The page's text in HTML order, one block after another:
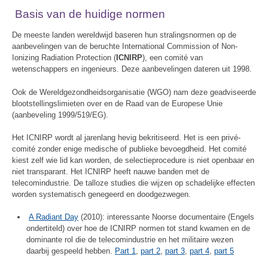
Basis van de huidige normen
De meeste landen wereldwijd baseren hun stralingsnormen op de
aanbevelingen van de beruchte International Commission of Non-
Ionizing Radiation Protection ( ICNIRP), een comité van
wetenschappers en ingenieurs. Deze aanbevelingen dateren uit 1998.
Ook de Wereldgezondheidsorganisatie (WGO) nam deze geadviseerde
blootstellingslimieten over en de Raad van de Europese Unie
(aanbeveling 1999/519/EG).
Het ICNIRP wordt al jarenlang hevig bekritiseerd. Het is een privé-
comité zonder enige medische of publieke bevoegdheid. Het comité
kiest zelf wie lid kan worden, de selectieprocedure is niet openbaar en
niet transparant. Het ICNIRP heeft nauwe banden met de
telecomindustrie. De talloze studies die wijzen op schadelijke effecten
worden systematisch genegeerd en doodgezwegen.
A Radiant Day (2010): interessante Noorse documentaire (Engels
ondertiteld) over hoe de ICNIRP normen tot stand kwamen en de
dominante rol die de telecomindustrie en het militaire wezen
daarbij gespeeld hebben.
Part 1 part 2 part 3 part 4 part 5